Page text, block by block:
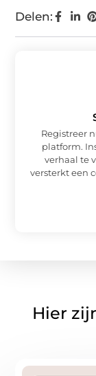
Delen:
Registreer
platform.
verhaal te
versterkt een
Hier